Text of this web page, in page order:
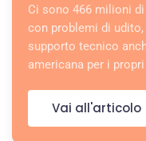
Ci sono 466 milioni
con problemi di
supporto tecnico
americana per i
Vai all'articolo